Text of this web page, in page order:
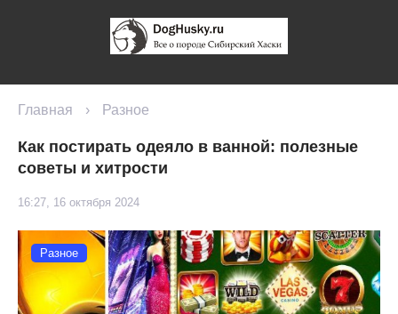
Главная › Разное
Как постирать одеяло в ванной: полезные
советы и хитрости
16:27, 16 октября 2024
Разное